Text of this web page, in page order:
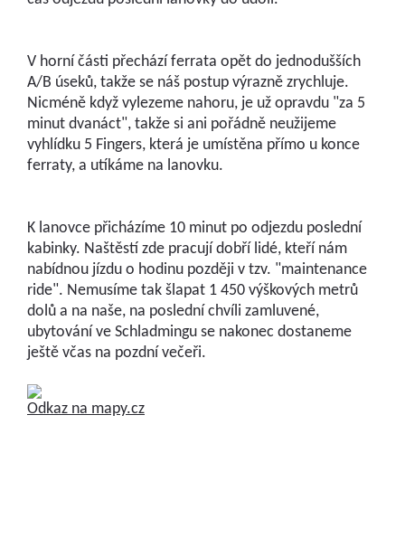
V horní části přechází ferrata opět do jednodušších
A/B úseků, takže se náš postup výrazně zrychluje.
Nicméně když vylezeme nahoru, je už opravdu "za 5
minut dvanáct", takže si ani pořádně neužijeme
vyhlídku 5 Fingers, která je umístěna přímo u konce
ferraty, a utíkáme na lanovku.
K lanovce přicházíme 10 minut po odjezdu poslední
kabinky. Naštěstí zde pracují dobří lidé, kteří nám
nabídnou jízdu o hodinu později v tzv. "maintenance
ride". Nemusíme tak šlapat 1 450 výškových metrů
dolů a na naše, na poslední chvíli zamluvené,
ubytování ve Schladmingu se nakonec dostaneme
ještě včas na pozdní večeři.
Odkaz na mapy.cz